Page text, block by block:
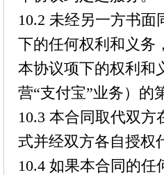
10.2 未经另一方书
下的任何权利和义务
本协议项下的权利和
营“支付宝”业务）的
10.3 本合同取代双
式并经双方各自授权
10.4 如果本合同的